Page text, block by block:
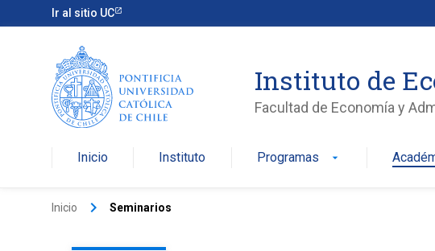
Ir al sitio UC
Instituto de
Facultad de Economía y
Inicio Instituto Programas arrow_drop_down
Inicio keyboard_arrow_right Seminarios